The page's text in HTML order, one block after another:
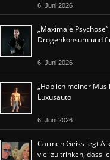
6. Juni 2026
„Maximale
Drogenkonsum und
6. Juni 2026
„Hab ich meiner
Luxusauto
6. Juni 2026
Carmen Geiss legt
viel zu trinken, dass